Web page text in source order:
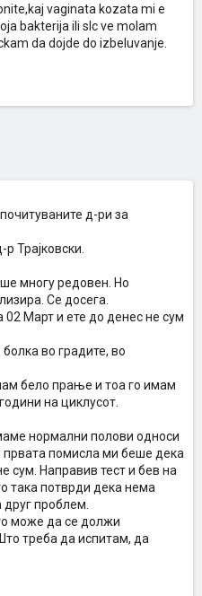
vaginata kozata mi e
bakterija ili slc ve molam
da dojde do izbeluvanje.
д-ри за
Трајковски.
многу редовен. Но
Се досега.
Март и ете до денес не сум
во градите, во
бело прање и тоа го имам
на циклусот.
нормални полови односи
помисла ми беше дека
сум. Направив тест и бев на
така потврди дека нема
проблем.
може да се должи
треба да испитам, да